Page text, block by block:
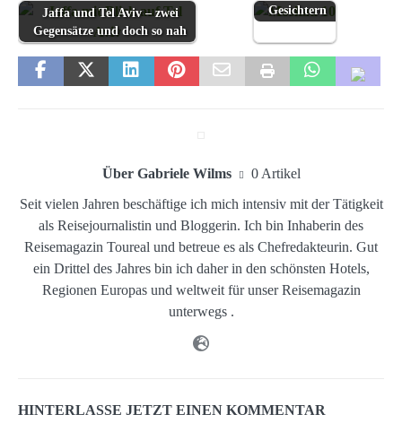
Jaffa und Tel Aviv – zwei
Gegensätze und doch so nah
Gesichtern
Über Gabriele Wilms
0 Artikel
Seit vielen Jahren beschäftige ich mich intensiv mit der Tätigkeit
als Reisejournalistin und Bloggerin. Ich bin Inhaberin des
Reisemagazin Toureal und betreue es als Chefredakteurin. Gut
ein Drittel des Jahres bin ich daher in den schönsten Hotels,
Regionen Europas und weltweit für unser Reisemagazin
unterwegs .
HINTERLASSE JETZT EINEN KOMMENTAR